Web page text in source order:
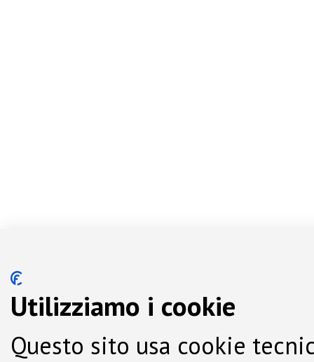
Utilizziamo i cookie
Questo sito usa cookie